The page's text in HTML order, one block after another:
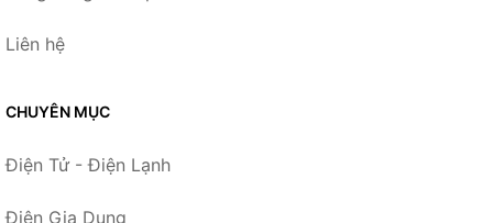
Liên hệ
CHUYÊN MỤC
Điện Tử - Điện Lạnh
Điện Gia Dụng